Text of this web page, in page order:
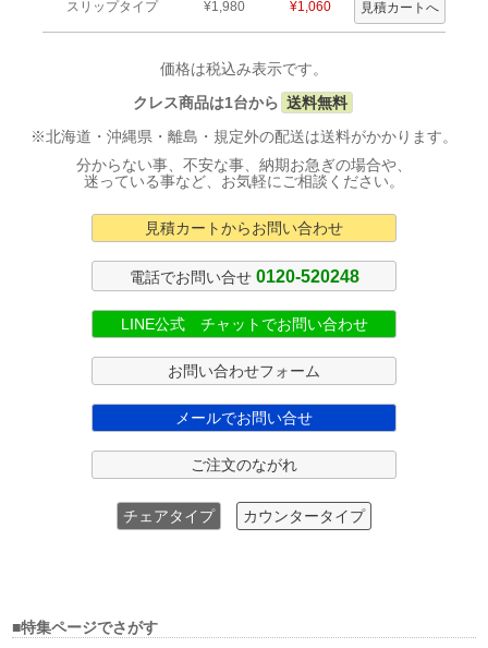
スリップタイプ ¥1,980 ¥1,060
価格は税込み表示です。
クレス商品は1台から 送料無料
※北海道・沖縄県・離島・規定外の配送は送料がかかります。
分からない事、不安な事、納期お急ぎの場合や、
迷っている事など、お気軽にご相談ください。
見積カートからお問い合わせ
電話でお問い合せ 0120-520248
LINE公式 チャットでお問い合わせ
お問い合わせフォーム
メールでお問い合せ
ご注文のながれ
チェアタイプ カウンタータイプ
■特集ページでさがす